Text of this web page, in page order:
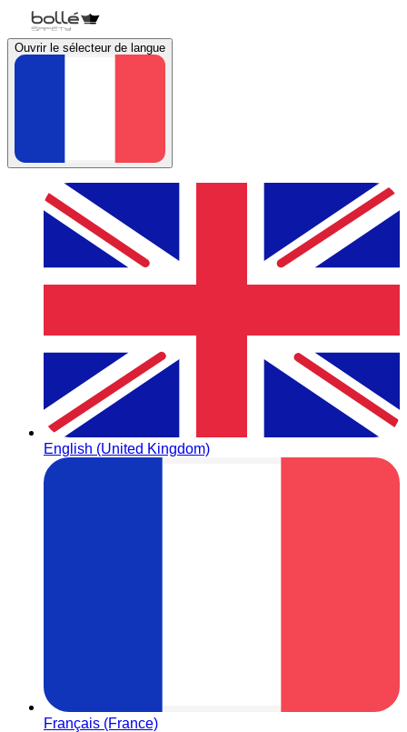
Ouvrir le sélecteur de langue
English (United Kingdom)
Français (France)